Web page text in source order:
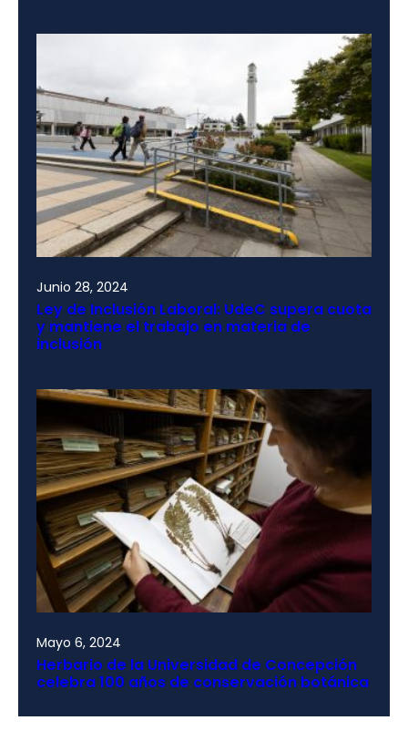
Junio 28, 2024
Ley de Inclusión Laboral: UdeC supera cuota
y mantiene el trabajo en materia de
inclusión
Mayo 6, 2024
Herbario de la Universidad de Concepción
celebra 100 años de conservación botánica